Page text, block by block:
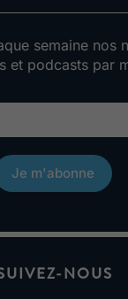
semaine nos
et podcasts par
Je m'abonne
NOUS